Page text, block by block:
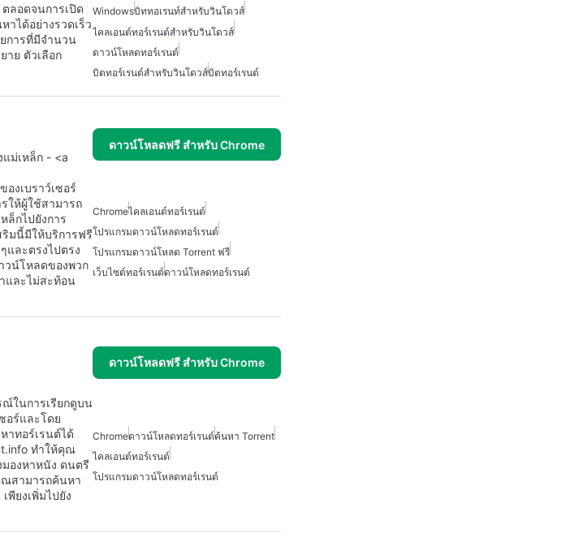
ลอดจนการเปิด
ได้อย่างรวดเร็ว
การที่มีจำนวน
ย ตัวเลือก
Windowsบิททอเรนท์สำหรับวินโดวส์
ไคลเอนต์ทอร์เรนต์สำหรับวินโดวส์
ดาวน์โหลดทอร์เรนต์
บิตทอร์เรนต์สำหรับวินโดวส์บิตทอร์เรนต์
ม่เหล็ก - <a
ดาวน์โหลดฟรี สำหรับ Chrome
งเบราว์เซอร์
ให้ผู้ใช้สามารถ
ล็กไปยังการ
ริมนี้มีให้บริการฟรี
และตรงไปตรง
วน์โหลดของพวก
และไม่สะท้อน
Chromeไคลเอนต์ทอร์เรนต์
โปรแกรมดาวน์โหลดทอร์เรนต์
โปรแกรมดาวน์โหลด Torrent ฟรี
เว็บไซต์ทอร์เรนต์ดาวน์โหลดทอร์เรนต์
ดาวน์โหลดฟรี สำหรับ Chrome
ณ์ในการเรียกดูบน
อร์และโดย
าทอร์เรนต์ได้
ทำให้คุณ
องหาหนัง ดนตรี
ณสามารถค้นหา
พียงเพิ่มไปยัง
Chromeดาวน์โหลดทอร์เรนต์ค้นหา Torrent
ไคลเอนต์ทอร์เรนต์
โปรแกรมดาวน์โหลดทอร์เรนต์